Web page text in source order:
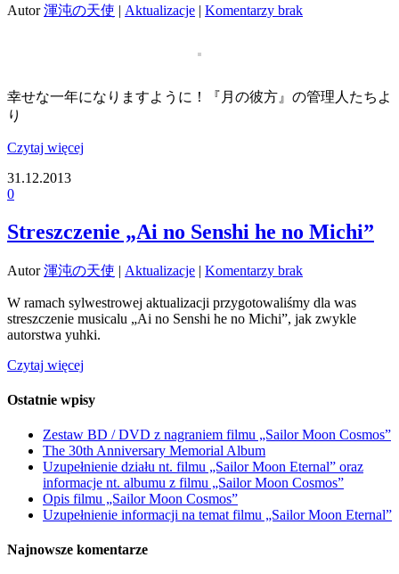
Autor 渾沌の天使 | Aktualizacje | Komentarzy brak
幸せな一年になりますように！『月の彼方』の管理人たちよ
り
Czytaj więcej
31.12.2013
0
Streszczenie „Ai no Senshi he no Michi”
Autor 渾沌の天使 | Aktualizacje | Komentarzy brak
W ramach sylwestrowej aktualizacji przygotowaliśmy dla was
streszczenie musicalu „Ai no Senshi he no Michi”, jak zwykle
autorstwa yuhki.
Czytaj więcej
Ostatnie wpisy
Zestaw BD / DVD z nagraniem filmu „Sailor Moon Cosmos”
The 30th Anniversary Memorial Album
Uzupełnienie działu nt. filmu „Sailor Moon Eternal” oraz
informacje nt. albumu z filmu „Sailor Moon Cosmos”
Opis filmu „Sailor Moon Cosmos”
Uzupełnienie informacji na temat filmu „Sailor Moon Eternal”
Najnowsze komentarze